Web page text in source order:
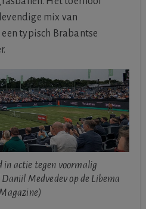
mix van
typisch Brabantse
in actie tegen voormalig
Medvedev op de Libema